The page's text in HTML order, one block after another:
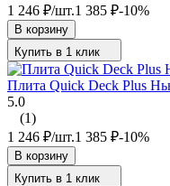
1 246 ₽/шт.1 385 ₽-10%
В корзину
Купить в 1 клик
Плита Quick Deck Plus
5.0
(1)
1 246 ₽/шт.1 385 ₽-10%
В корзину
Купить в 1 клик